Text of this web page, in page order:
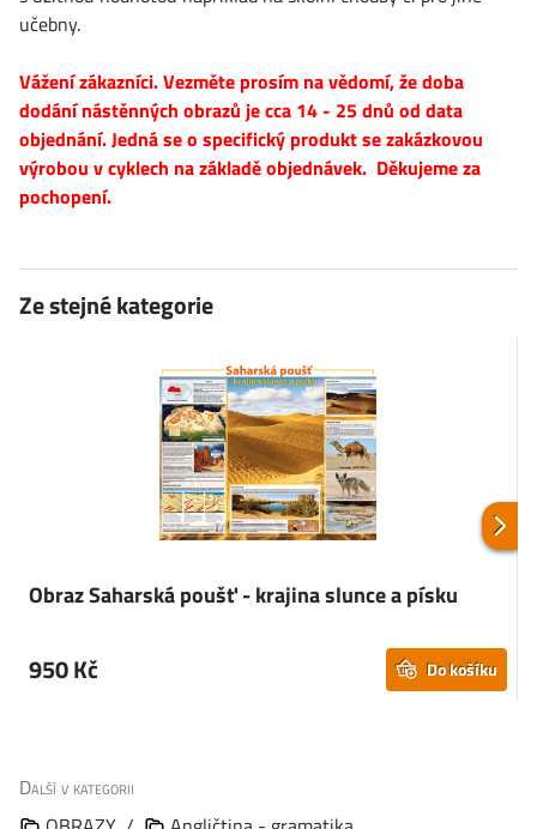
učebny.
Vážení zákazníci. Vezměte prosím na vědomí, že doba
dodání nástěnných obrazů je cca 14 - 25 dnů od data
objednání. Jedná se o specifický produkt se zakázkovou
výrobou v cyklech na základě objednávek. Děkujeme za
pochopení.
Ze stejné kategorie
Obraz Saharská poušť - krajina slunce a písku
950 Kč Do košíku
Další v kategorii